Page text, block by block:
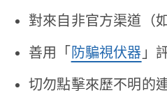
對來自非官方渠道（
善用「 防騙視伏器 」
切勿點擊來歷不明的